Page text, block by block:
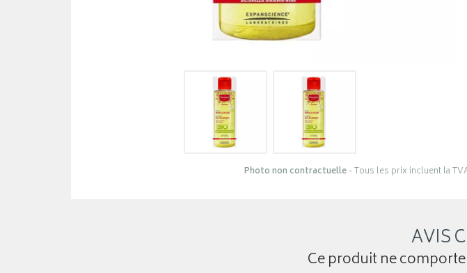
Photo non contractuelle- Tous les prix incluent la
AVIS
Ce produit ne